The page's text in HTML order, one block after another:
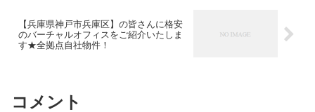
【兵庫県神戸市兵庫区】の皆さんに格安
のバーチャルオフィスをご紹介いたしま
す★全拠点自社物件！
コメント